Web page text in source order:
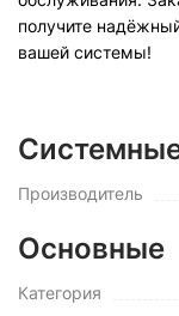
получите
вашей системы!
Производитель
Основные
Категория